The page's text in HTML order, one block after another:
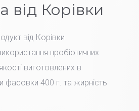
від Корівки
від Корівки
пробіотичних
виготовлених в
фасовки 400 г. та жирність